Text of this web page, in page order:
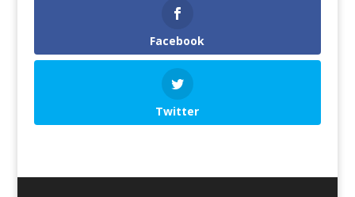
Facebook
Twitter